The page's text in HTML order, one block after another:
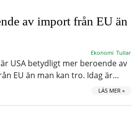
av import från EU än
Ekonomi Tullar
USA betydligt mer beroende av
EU än man kan tro. Idag är…
LÄS MER »